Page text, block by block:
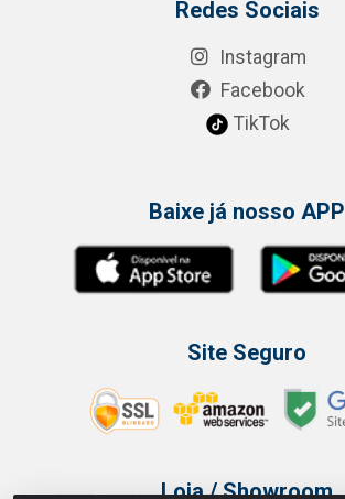
Redes Sociais
Instagram
Facebook
TikTok
Baixe já nosso APP
Site Seguro
Loja / Showroom